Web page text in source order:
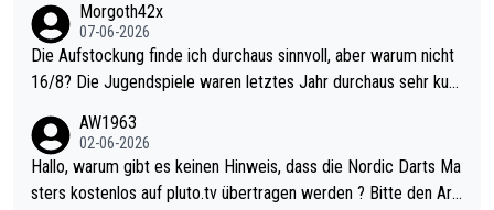
Morgoth42x
07-06-2026
Die Aufstockung finde ich durchaus sinnvoll, aber warum nicht
16/8? Die Jugendspiele waren letztes Jahr durchaus sehr kurz
Allerdings ist Mitchell Lawrie als Nummer 1 der Welt eh qualifi
ziert. Somit ändert die automatische Qualifikation des Weltmei
sters erstmal nichts. Ich denke sie wollen damit für nächstes J
AW1963
02-06-2026
Hallo, warum gibt es keinen Hinweis, dass die Nordic Darts Ma
sters kostenlos auf pluto.tv übertragen werden ? Bitte den Arti